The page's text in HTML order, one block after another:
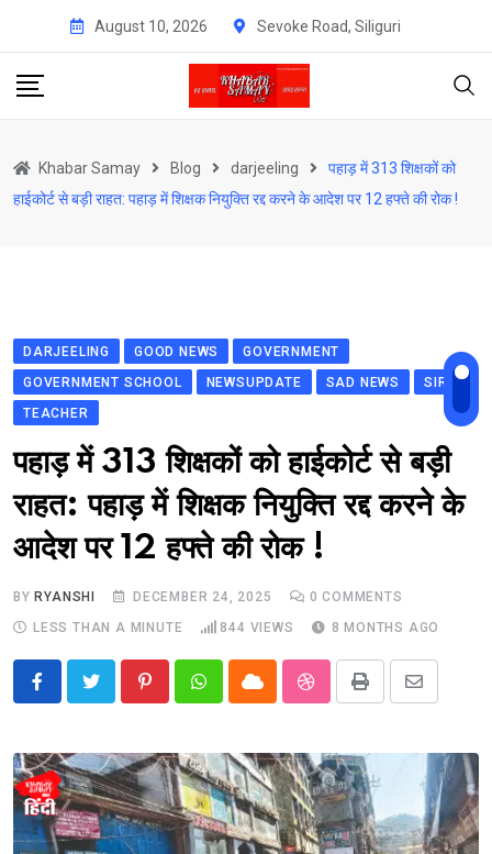
content
August 10, 2026 Sevoke Road, Siliguri
Khabar Samay Blog darjeeling
पहाड़ में 313 शिक्षकों को
हाईकोर्ट से बड़ी राहत: पहाड़ में शिक्षक नियुक्ति रद्द करने के आदेश पर 12 हफ्ते की रोक !
DARJEELING GOOD NEWS
GOVERNMENT
GOVERNMENT SCHOOL
NEWSUPDATE SAD NEWS
SIR
TEACHER
पहाड़ में 313 शिक्षकों को हाईकोर्ट से बड़ी
राहत: पहाड़ में शिक्षक नियुक्ति रद्द करने के
आदेश पर 12 हफ्ते की रोक !
BY RYANSHI DECEMBER 24, 2025 0 COMMENTS
LESS THAN A MINUTE
844 VIEWS 8 MONTHS AGO
PinterestWhatsappCloud StumbleUpon
Print
Share
Email